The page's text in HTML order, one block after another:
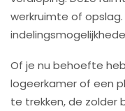
werkruimte of
Of je nu behoefte
logeerkamer of een
te trekken, de zolder